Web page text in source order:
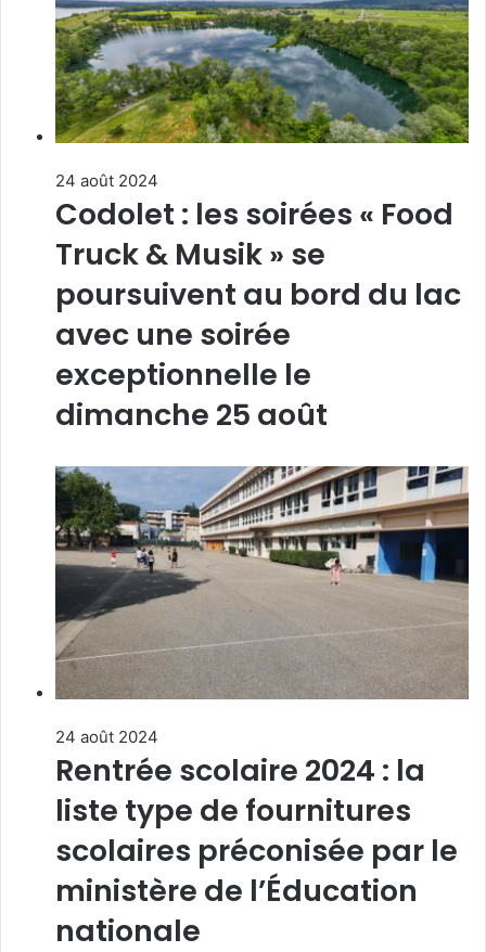
24 août 2024
Codolet : les soirées « Food
Truck & Musik » se
poursuivent au bord du lac
avec une soirée
exceptionnelle le
dimanche 25 août
24 août 2024
Rentrée scolaire 2024 : la
liste type de fournitures
scolaires préconisée par le
ministère de l’Éducation
nationale